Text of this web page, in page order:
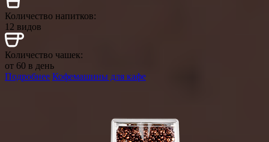
Количество напитков:
12 видов
Количество чашек:
от 60 в день
Подробнее Кофемашины для кафе